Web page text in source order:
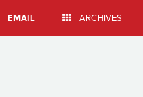
| EMAIL ARCHIVES